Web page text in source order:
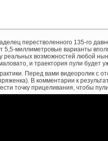
перестволенного 135-го
5,5-миллиметровые варианты
реальных возможностей любой
и траектория пули будет
Перед вами видеоролик с
В комментарии к
точку прицеливания, чтобы